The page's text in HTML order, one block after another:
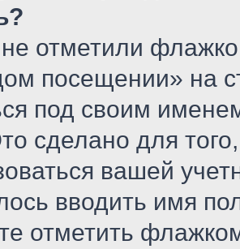
отметили
посещении» на
под своим
сделано для
вашей
вводить имя
отметить